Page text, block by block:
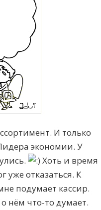
И только
экономии. У
Хоть и время
уже отказаться. К
подумает кассир.
нём что-то думает.